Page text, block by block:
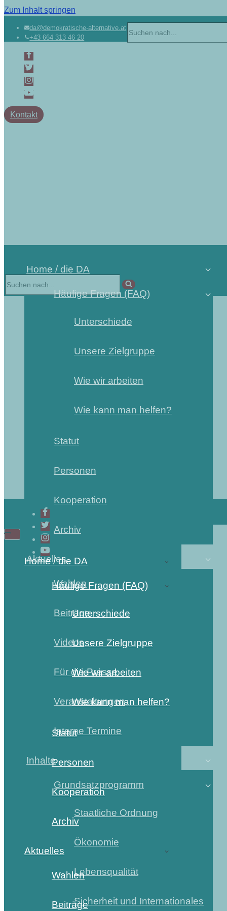
Zum Inhalt springen
da@demokratische-alternative.at
+43 664 313 46 20
Kontakt
Home / die DA
Häufige Fragen (FAQ)
Unterschiede
Unsere Zielgruppe
Wie wir arbeiten
Wie kann man helfen?
Statut
Personen
Kooperation
Archiv
Aktuelles
Wahlen
Beiträge
Videos
Für die Presse
Veranstaltungen
Interne Termine
Inhalte
Grundsatzprogramm
Staatliche Ordnung
Ökonomie
Lebensqualität
Sicherheit und Internationales
Home / die DA
Häufige Fragen (FAQ)
Unterschiede
Unsere Zielgruppe
Wie wir arbeiten
Wie kann man helfen?
Statut
Personen
Kooperation
Archiv
Aktuelles
Wahlen
Beiträge